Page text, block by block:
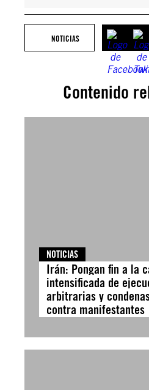
NOTICIAS
Contenido
NOTICIAS
Irán: Pongan fin a la
intensificada de
arbitrarias y
contra manifestantes